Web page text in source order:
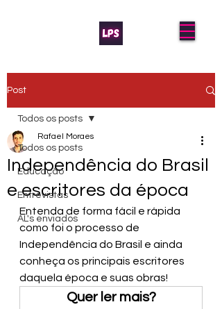
Post
Todos os posts
Educação
Entrevistas
AL's enviados
Todos os posts
Independência do Brasil
e escritores da época
Rafael Moraes
Entenda de forma fácil e rápida
como foi o processo de
Independência do Brasil e ainda
conheça os principais escritores
daquela época e suas obras!
Quer ler mais?